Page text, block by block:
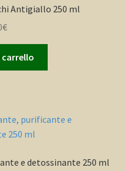
Antigiallo 250 ml
€
carrello
e detossinante 250 ml